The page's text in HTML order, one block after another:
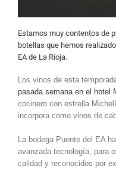
Estamos muy contentos de
botellas que hemos
EA de La Rioja.
Los vinos de esta
pasada semana en el hotel
cocinero con estrella
incorpora como vinos de
La bodega Puente del EA
avanzada tecnología, para
calidad y reconocidos por